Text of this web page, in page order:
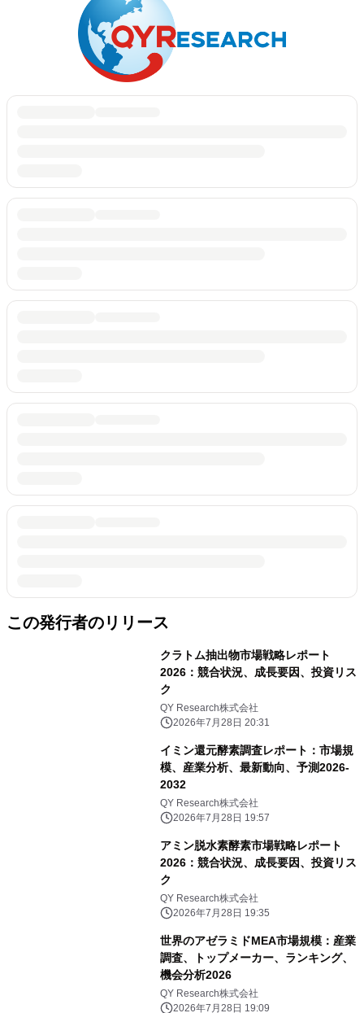
この発行者のリリース
クラトム抽出物市場戦略レポート
2026：競合状況、成長要因、投資リス
ク
QY Research株式会社
2026年7月28日 20:31
イミン還元酵素調査レポート：市場規
模、産業分析、最新動向、予測2026-
2032
QY Research株式会社
2026年7月28日 19:57
アミン脱水素酵素市場戦略レポート
2026：競合状況、成長要因、投資リス
ク
QY Research株式会社
2026年7月28日 19:35
世界のアゼラミドMEA市場規模：産業
調査、トップメーカー、ランキング、
機会分析2026
QY Research株式会社
2026年7月28日 19:09